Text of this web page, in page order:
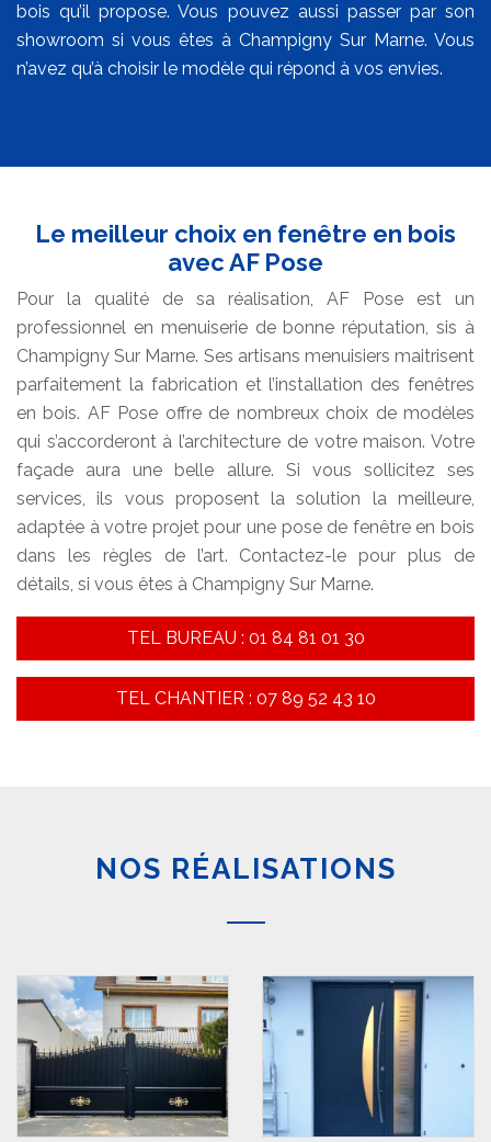
bois qu’il propose. Vous pouvez aussi passer par son
showroom si vous êtes à Champigny Sur Marne. Vous
n’avez qu’à choisir le modèle qui répond à vos envies.
Le meilleur choix en fenêtre en bois
avec AF Pose
Pour la qualité de sa réalisation, AF Pose est un
professionnel en menuiserie de bonne réputation, sis à
Champigny Sur Marne. Ses artisans menuisiers maitrisent
parfaitement la fabrication et l’installation des fenêtres
en bois. AF Pose offre de nombreux choix de modèles
qui s’accorderont à l’architecture de votre maison. Votre
façade aura une belle allure. Si vous sollicitez ses
services, ils vous proposent la solution la meilleure,
adaptée à votre projet pour une pose de fenêtre en bois
dans les règles de l’art. Contactez-le pour plus de
détails, si vous êtes à Champigny Sur Marne.
TEL BUREAU : 01 84 81 01 30
TEL CHANTIER : 07 89 52 43 10
NOS RÉALISATIONS